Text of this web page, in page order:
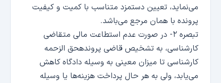
می‌نماید، تعیین دستمزد متناسب با کمیت و کیفیت
پرونده با همان مرجع می‌باشد.
تبصره ۲- در صورت عدم استطاعت مالی متقاضی
کارشناسی، به تشخیص قاضی پروندهحق الزحمه
کارشناسی تا میزان معینی به وسیله دادگاه کاهش
می‌یابد، ولی به هر حال پرداخت هزینه‌ها یا وسیله